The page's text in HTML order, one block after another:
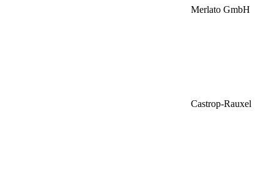
Merlato GmbH
Castrop-Rauxel